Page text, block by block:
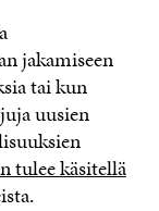
jakamiseen
tai kun
uusien
tulee käsitellä